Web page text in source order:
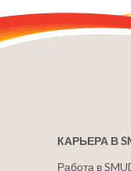
КАРЬЕРА В
Работа в